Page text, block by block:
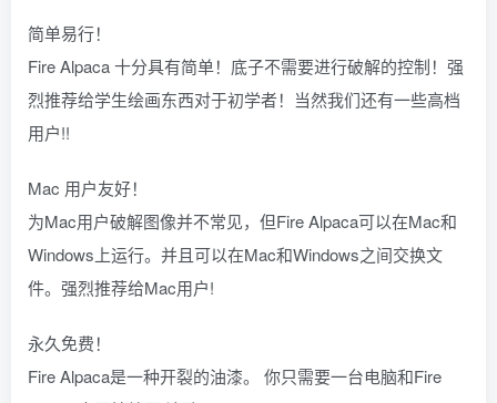
简单易行！
Fire Alpaca 十分具有简单！底子不需要进行破解的控制！强
烈推荐给学生绘画东西对于初学者！当然我们还有一些高档
用户!!
Mac 用户友好！
为Mac用户破解图像并不常见，但Fire Alpaca可以在Mac和
Windows上运行。并且可以在Mac和Windows之间交换文
件。强烈推荐给Mac用户!
永久免费！
Fire Alpaca是一种开裂的油漆。 你只需要一台电脑和Fire